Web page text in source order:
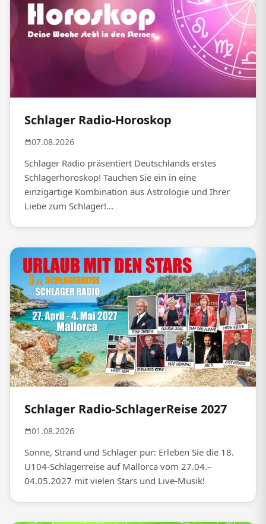
Schlager Radio-Horoskop
07.08.2026
Schlager Radio präsentiert Deutschlands erstes
Schlagerhoroskop! Tauchen Sie ein in eine
einzigartige Kombination aus Astrologie und Ihrer
Liebe zum Schlager!...
Schlager Radio-SchlagerReise 2027
01.08.2026
Sonne, Strand und Schlager pur: Erleben Sie die 18.
U104-Schlagerreise auf Mallorca vom 27.04.–
04.05.2027 mit vielen Stars und Live-Musik!